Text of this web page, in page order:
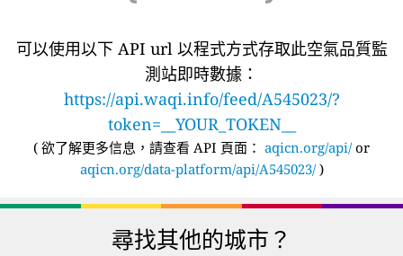
可以使用以下 API url 以程式方式存取此空氣品質監
測站即時數據：
https://api.waqi.info/feed/A545023/?
token=__YOUR_TOKEN__
( 欲了解更多信息，請查看 API 頁面： aqicn.org/api/or
aqicn.org/data-platform/api/A545023/)
尋找其他的城市？